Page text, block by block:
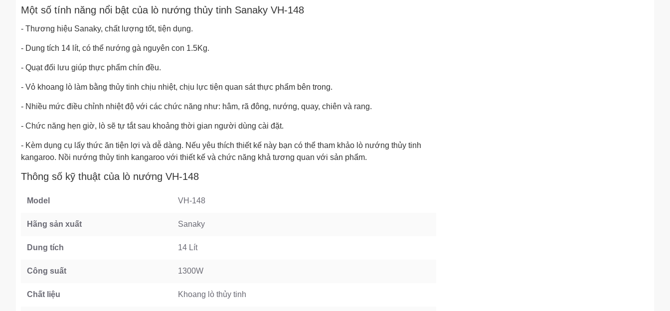
Một số tính năng nổi bật của lò nướng thủy tinh Sanaky VH-148
- Thương hiệu Sanaky, chất lượng tốt, tiện dụng.
- Dung tích 14 lít, có thể nướng gà nguyên con 1.5Kg.
- Quạt đối lưu giúp thực phẩm chín đều.
- Vỏ khoang lò làm bằng thủy tinh chịu nhiệt, chịu lực tiện quan sát thực phẩm bên trong.
- Nhiều mức điều chỉnh nhiệt độ với các chức năng như: hâm, rã đông, nướng, quay, chiên và rang.
- Chức năng hẹn giờ, lò sẽ tự tắt sau khoảng thời gian người dùng cài đặt.
- Kèm dụng cụ lấy thức ăn tiện lợi và dễ dàng. Nếu yêu thích thiết kế này bạn có thể tham khảo lò nướng thủy tinh
kangaroo. Nồi nướng thủy tinh kangaroo với thiết kế và chức năng khả tương quan với sản phẩm.
Thông số kỹ thuật của lò nướng VH-148
Model VH-148
Hãng sản xuất Sanaky
Dung tích 14 Lít
Công suất 1300W
Chất liệu Khoang lò thủy tinh